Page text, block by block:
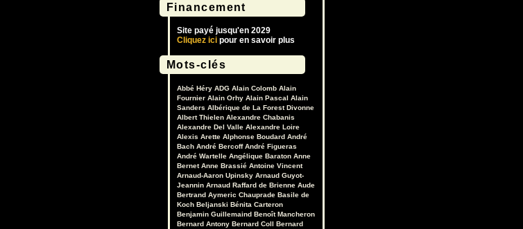
Financement
Site payé jusqu'en 2029
Cliquez ici pour en savoir plus
Mots-clés
Abbé Héry ADG Alain Colomb Alain
Fournier Alain Orhy Alain Pascal Alain
Sanders Albérique de La Forest Divonne
Albert Thielen Alexandre Chabanis
Alexandre Del Valle Alexandre Loire
Alexis Arette Alphonse Boudard André
Bach André Bercoff André Figueras
André Wartelle Angélique Baraton Anne
Bernet Anne Brassié Antoine Vincent
Arnaud-Aaron Upinsky Arnaud Guyot-
Jeannin Arnaud Raffard de Brienne Aude
Bertrand Aymeric Chauprade Basile de
Koch Beljanski Bénita Carteron
Benjamin Guillemaind Benoît Mancheron
Bernard Antony Bernard Coll Bernard